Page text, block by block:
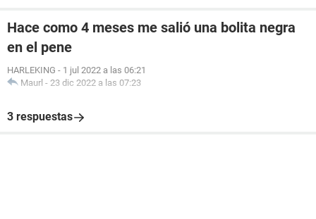
Hace como 4 meses me salió una bolita negra
en el pene
HARLEKING - 1 jul 2022 a las 06:21
Maurl - 23 dic 2022 a las 07:23
3 respuestas